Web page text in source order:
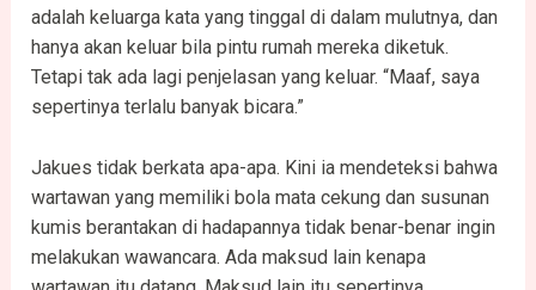
adalah keluarga kata yang tinggal di dalam mulutnya, dan
hanya akan keluar bila pintu rumah mereka diketuk.
Tetapi tak ada lagi penjelasan yang keluar. “Maaf, saya
sepertinya terlalu banyak bicara.”
Jakues tidak berkata apa-apa. Kini ia mendeteksi bahwa
wartawan yang memiliki bola mata cekung dan susunan
kumis berantakan di hadapannya tidak benar-benar ingin
melakukan wawancara. Ada maksud lain kenapa